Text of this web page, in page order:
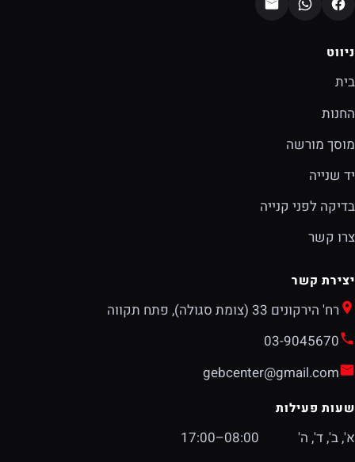
ניווט
בית
החנות
מוסך מורשה
יד שנייה
בדיקה לפני קנייה
צרו קשר
יצירת קשר
רח' הירקונים 33 (צומת סגולה), פתח תקווה
03-9045670
gebcenter@gmail.com
שעות פעילות
א', ב', ד', ה'
08:00–17:00